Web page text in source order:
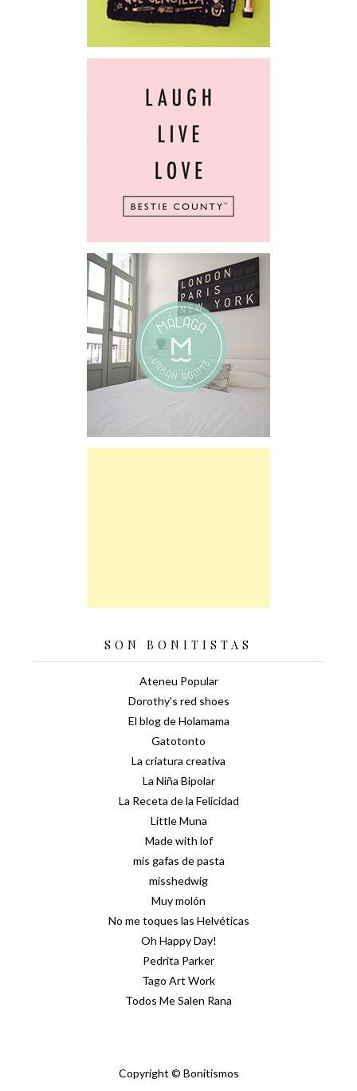
SON BONITISTAS
Ateneu Popular
Dorothy's red shoes
El blog de Holamama
Gatotonto
La criatura creativa
La Niña Bipolar
La Receta de la Felicidad
Little Muna
Made with lof
mis gafas de pasta
misshedwig
Muy molón
No me toques las Helvéticas
Oh Happy Day!
Pedrita Parker
Tago Art Work
Todos Me Salen Rana
Copyright © Bonitismos